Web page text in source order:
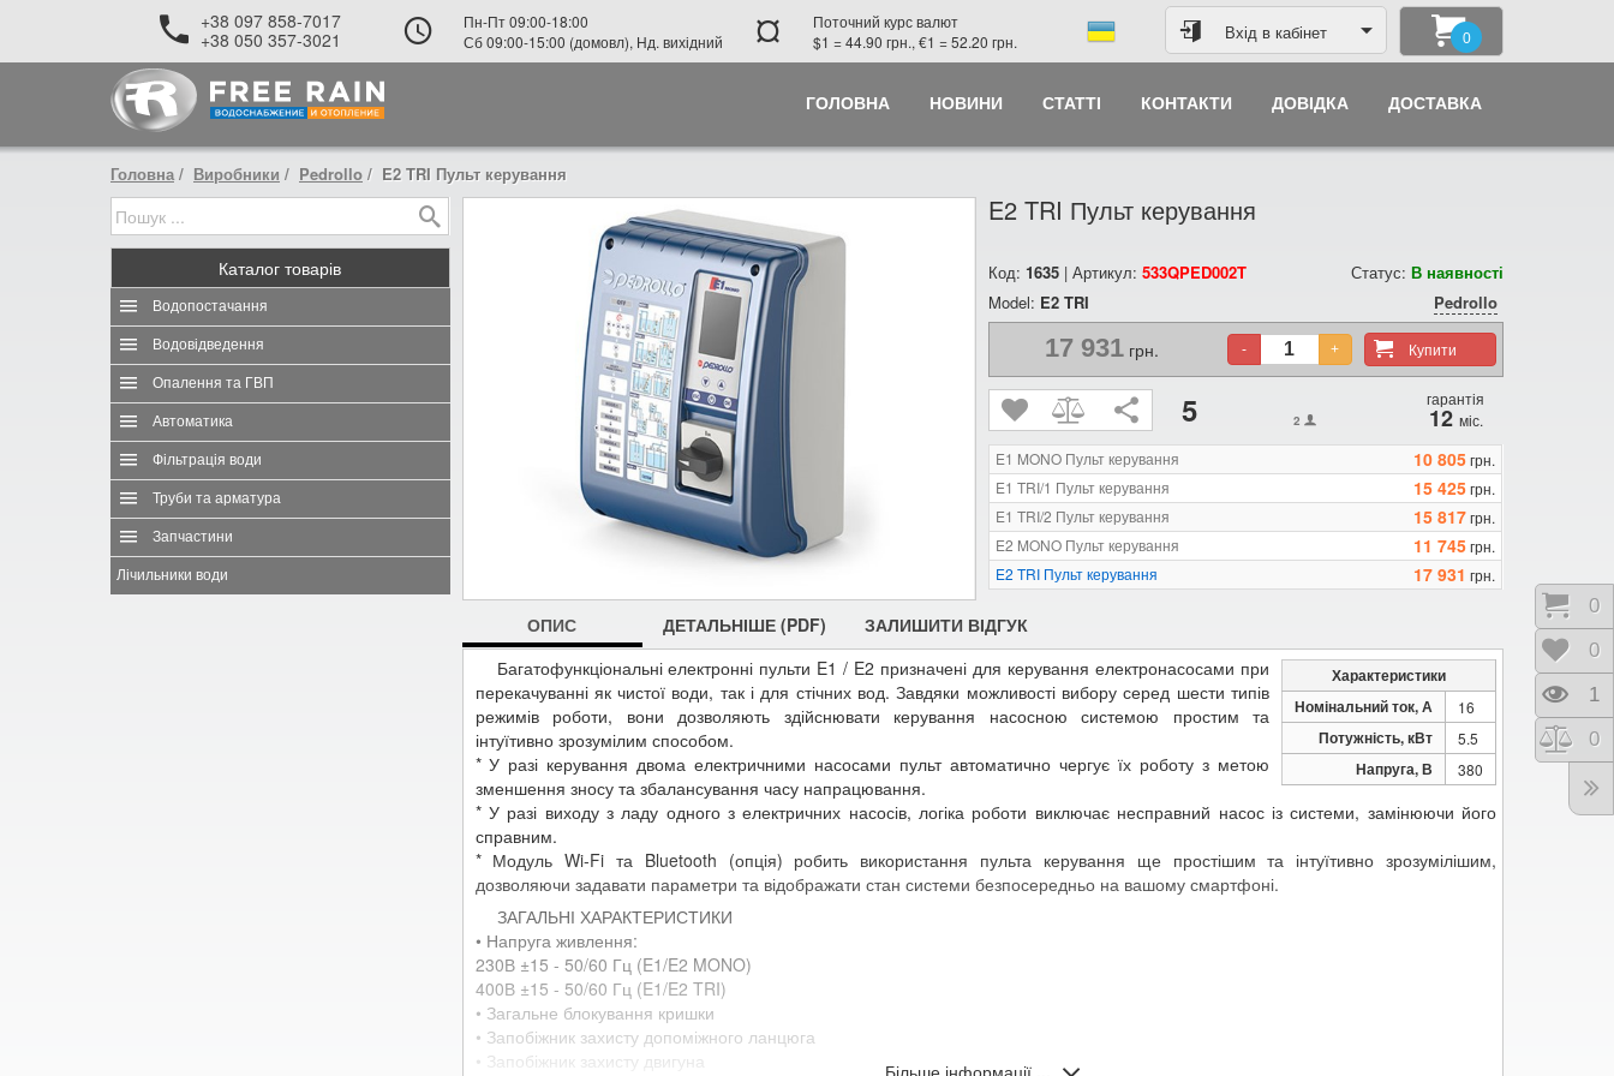
+38 097 858-7017
+38 050 357-3021
Пн-Пт 09:00-18:00
Сб 09:00-15:00 (домовл), Нд. вихідний
¤
Поточний курс валют
$1 = 44.90 грн., €1 = 52.20 грн.
Вхід в кабінет 0
ГОЛОВНА НОВИНИ СТАТТІ КОНТАКТИ ДОВІДКА ДОСТАВКА
Головна Виробники Pedrollo E2 TRI Пульт керування
Каталог товарів
Водопостачання
Водовідведення
Опалення та ГВП
Автоматика
Фільтрація води
Труби та арматура
Запчастини
Лічильники води
E2 TRI Пульт керування
Код: 1635 | Артикул:533QPED002T Статус: В наявності
Model: E2 TRI Pedrollo
17 931грн. Купити
- +
5 2
гарантія
12 міс.
E1 MONO Пульт керування
10 805грн.
E1 TRI/1 Пульт керування
15 425грн.
E1 TRI/2 Пульт керування
15 817грн.
E2 MONO Пульт керування
11 745грн.
E2 TRI Пульт керування
17 931 грн.
ОПИС ДЕТАЛЬНІШЕ (PDF) ЗАЛИШИТИ ВІДГУК
Характеристики
Номінальний ток, А
16
Потужність, кВт 5.5
Напруга, В 380
Багатофункціональні електронні пульти E1 / E2 призначені для керування електронасосами при
перекачуванні як чистої води, так і для стічних вод. Завдяки можливості вибору серед шести типів
режимів роботи, вони дозволяють здійснювати керування насосною системою простим та
інтуїтивно зрозумілим способом.
* У разі керування двома електричними насосами пульт автоматично чергує їх роботу з метою
зменшення зносу та збалансування часу напрацювання.
* У разі виходу з ладу одного з електричних насосів, логіка роботи виключає несправний насос із системи, замінюючи його
справним.
* Модуль Wi-Fi та Bluetooth (опція) робить використання пульта керування ще простішим та інтуїтивно зрозумілішим,
дозволяючи задавати параметри та відображати стан системи безпосередньо на вашому смартфоні.
ЗАГАЛЬНІ ХАРАКТЕРИСТИКИ
• Напруга живлення:
230В ±15 - 50/60 Гц (E1/E2 MONO)
400В ±15 - 50/60 Гц (E1/E2 TRI)
• Загальне блокування кришки
• Запобіжник захисту допоміжного ланцюга
• Запобіжник захисту двигуна
Більше інформації ...
0
0
1
0